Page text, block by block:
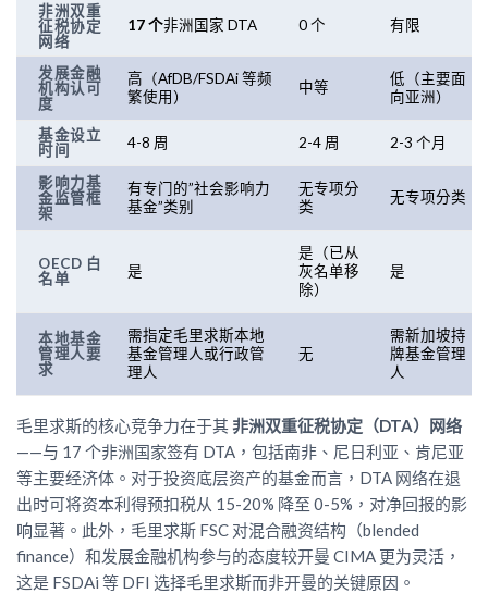
非洲双重
征税协定
网络
17 个非洲国家 DTA 0 个 有限
发展金融
机构认可
度
高（AfDB/FSDAi 等频
繁使用）
中等
低（主要面
向亚洲）
基金设立
时间
4-8 周 2-4 周 2-3 个月
影响力基
金监管框
架
有专门的”社会影响力
基金”类别
无专项分
类
无专项分类
OECD 白
名单
是
是（已从
灰名单移
除）
是
本地基金
管理人要
求
需指定毛里求斯本地
基金管理人或行政管
理人
无
需新加坡持
牌基金管理
人
毛里求斯的核心竞争力在于其 非洲双重征税协定（DTA）网络
——与 17 个非洲国家签有 DTA，包括南非、尼日利亚、肯尼亚
等主要经济体。对于投资底层资产的基金而言，DTA 网络在退
出时可将资本利得预扣税从 15-20% 降至 0-5%，对净回报的影
响显著。此外，毛里求斯 FSC 对混合融资结构（blended
finance）和发展金融机构参与的态度较开曼 CIMA 更为灵活，
这是 FSDAi 等 DFI 选择毛里求斯而非开曼的关键原因。